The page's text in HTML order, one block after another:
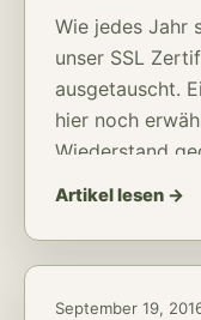
Wie jedes Jahr
unser SSL
ausgetauscht.
hier noch
Wiederstand
CAs
Artikel lesen →
September 19,